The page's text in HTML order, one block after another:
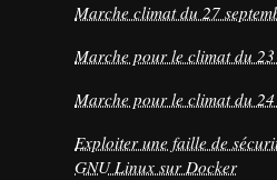
Marche climat du 27
Marche pour le climat du
Marche pour le climat du
Exploiter une faille de
GNU Linux sur Docker